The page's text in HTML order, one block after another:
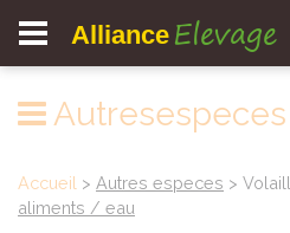
Alliance Elevage
Autresespeces
Accueil > Autres especes >
aliments / eau